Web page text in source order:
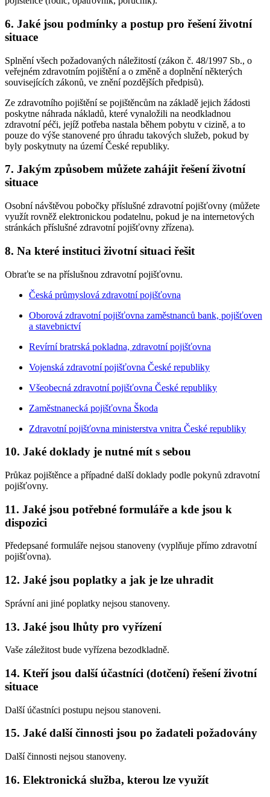
6. Jaké jsou podmínky a postup pro řešení životní
situace
Splnění všech požadovaných náležitostí (zákon č. 48/1997 Sb., o
veřejném zdravotním pojištění a o změně a doplnění některých
souvisejících zákonů, ve znění pozdějších předpisů).
Ze zdravotního pojištění se pojištěncům na základě jejich žádosti
poskytne náhrada nákladů, které vynaložili na neodkladnou
zdravotní péči, jejíž potřeba nastala během pobytu v cizině, a to
pouze do výše stanovené pro úhradu takových služeb, pokud by
byly poskytnuty na území České republiky.
7. Jakým způsobem můžete zahájit řešení životní
situace
Osobní návštěvou pobočky příslušné zdravotní pojišťovny (můžete
využít rovněž elektronickou podatelnu, pokud je na internetových
stránkách příslušné zdravotní pojišťovny zřízena).
8. Na které instituci životní situaci řešit
Obraťte se na příslušnou zdravotní pojišťovnu.
Česká průmyslová zdravotní pojišťovna
Oborová zdravotní pojišťovna zaměstnanců bank, pojišťoven
a stavebnictví
Revírní bratrská pokladna, zdravotní pojišťovna
Vojenská zdravotní pojišťovna České republiky
Všeobecná zdravotní pojišťovna České republiky
Zaměstnanecká pojišťovna Škoda
Zdravotní pojišťovna ministerstva vnitra České republiky
10. Jaké doklady je nutné mít s sebou
Průkaz pojištěnce a případné další doklady podle pokynů zdravotní
pojišťovny.
11. Jaké jsou potřebné formuláře a kde jsou k
dispozici
Předepsané formuláře nejsou stanoveny (vyplňuje přímo zdravotní
pojišťovna).
12. Jaké jsou poplatky a jak je lze uhradit
Správní ani jiné poplatky nejsou stanoveny.
13. Jaké jsou lhůty pro vyřízení
Vaše záležitost bude vyřízena bezodkladně.
14. Kteří jsou další účastníci (dotčení) řešení životní
situace
Další účastníci postupu nejsou stanoveni.
15. Jaké další činnosti jsou po žadateli požadovány
Další činnosti nejsou stanoveny.
16. Elektronická služba, kterou lze využít